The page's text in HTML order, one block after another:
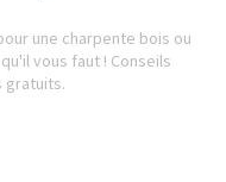
une charpente bois ou
vous faut ! Conseils
gratuits.